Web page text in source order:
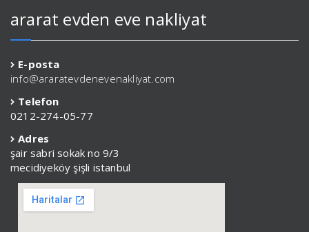
ararat evden eve nakliyat
E-posta
info@araratevdenevenakliyat.com
Telefon
0212-274-05-77
Adres
şair sabri sokak no 9/3
mecidiyeköy şişli istanbul